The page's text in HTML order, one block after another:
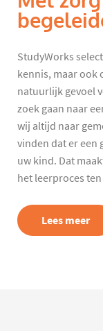
StudyWorks
kennis, maar ook
natuurlijk gevoel
zoek gaan naar
wij altijd naar
vinden dat er een
uw kind. Dat
het leerproces
Lees meer